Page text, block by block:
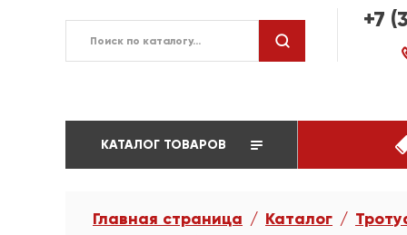
+7
КАТАЛОГ ТОВАРОВ
Главная страница Каталог